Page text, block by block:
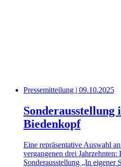
Pressemitteilung | 09.10.2025
Sonderausstellung
Biedenkopf
Eine repräsentative Auswahl
vergangenen drei Jahrzehnten:
Sonderausstellung „In eigener